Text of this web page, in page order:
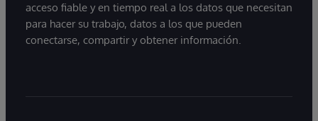
acceso fiable y en tiempo real a los datos que necesitan
para hacer su trabajo, datos a los que pueden
conectarse, compartir y obtener información.